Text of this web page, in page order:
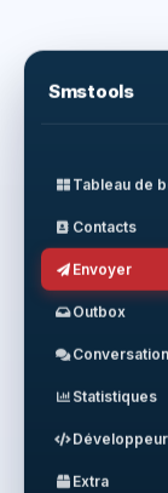
Smstools
Tableau de
Contacts
Envoyer
Outbox
Statistiques
Développeur
Extra